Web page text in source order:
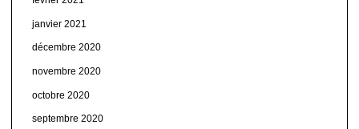
janvier 2021
décembre 2020
novembre 2020
octobre 2020
septembre 2020